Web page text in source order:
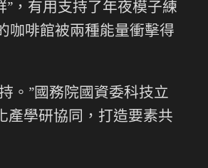
，有用支持了年夜模子練
咖啡館被兩種能量衝擊得
。”國務院國資委科技立
產學研協同，打造要素共